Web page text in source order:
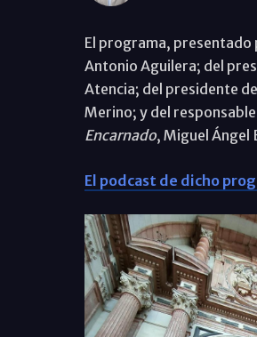
El programa, presentado
Antonio Aguilera; del
Atencia; del presidente
Merino; y del
Encarnado, Miguel Ángel
El podcast de dicho